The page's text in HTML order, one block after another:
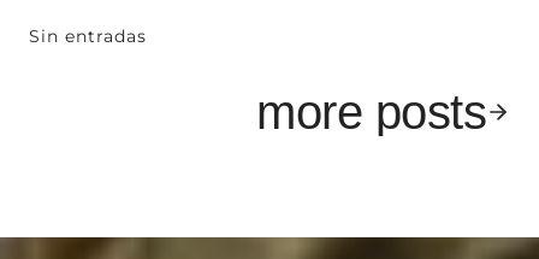
Sin entradas
more posts